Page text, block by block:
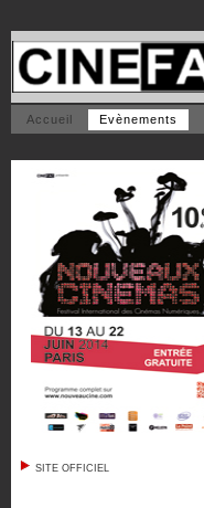
Accueil Evènements
SITE OFFICIEL